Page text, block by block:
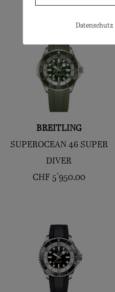
BREITLING
SUPEROCEAN 46 SUPER
DIVER
CHF 5'950.00
Datenschutz|